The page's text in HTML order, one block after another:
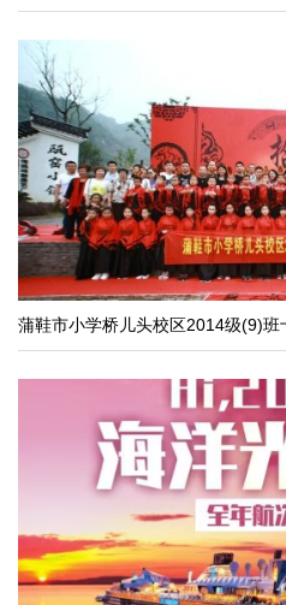
蒲鞋市小学桥儿头校区2014级(9)班